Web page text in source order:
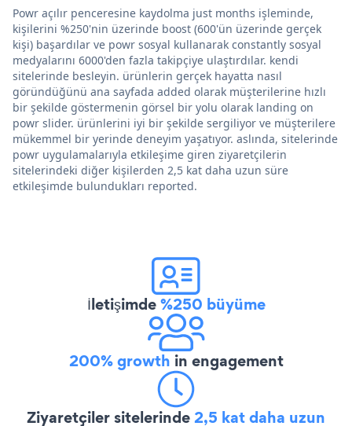
Powr açılır penceresine kaydolma just months işleminde,
kişilerini %250'nin üzerinde boost (600'ün üzerinde gerçek
kişi) başardılar ve powr sosyal kullanarak constantly sosyal
medyalarını 6000'den fazla takipçiye ulaştırdılar. kendi
sitelerinde besleyin. ürünlerin gerçek hayatta nasıl
göründüğünü ana sayfada added olarak müşterilerine hızlı
bir şekilde göstermenin görsel bir yolu olarak landing on
powr slider. ürünlerini iyi bir şekilde sergiliyor ve müşterilere
mükemmel bir yerinde deneyim yaşatıyor. aslında, sitelerinde
powr uygulamalarıyla etkileşime giren ziyaretçilerin
sitelerindeki diğer kişilerden 2,5 kat daha uzun süre
etkileşimde bulundukları reported.
İletişimde%250 büyüme
200% growth in engagement
Ziyaretçiler sitelerinde2,5 kat daha uzun